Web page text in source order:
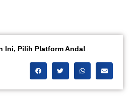
Ini, Pilih Platform Anda!